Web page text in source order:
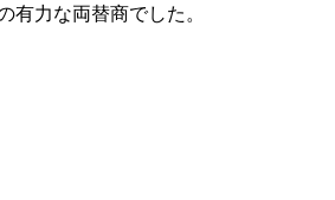
有力な両替商でした。